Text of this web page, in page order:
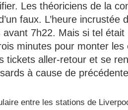
Les théoriciens de la
faux. L’heure
avant 7h22. Mais si tel
minutes pour monter
tickets aller-retour et se
à cause de
entre les stations de